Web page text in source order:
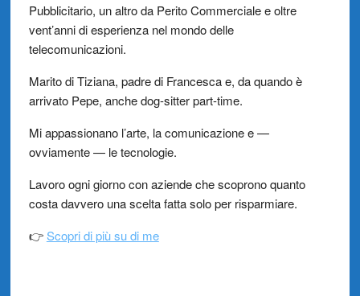
Pubblicitario, un altro da Perito Commerciale e oltre
vent’anni di esperienza nel mondo delle
telecomunicazioni.
Marito di Tiziana, padre di Francesca e, da quando è
arrivato Pepe, anche dog-sitter part-time.
Mi appassionano l’arte, la comunicazione e —
ovviamente — le tecnologie.
Lavoro ogni giorno con aziende che scoprono quanto
costa davvero una scelta fatta solo per risparmiare.
👉Scopri di più su di me